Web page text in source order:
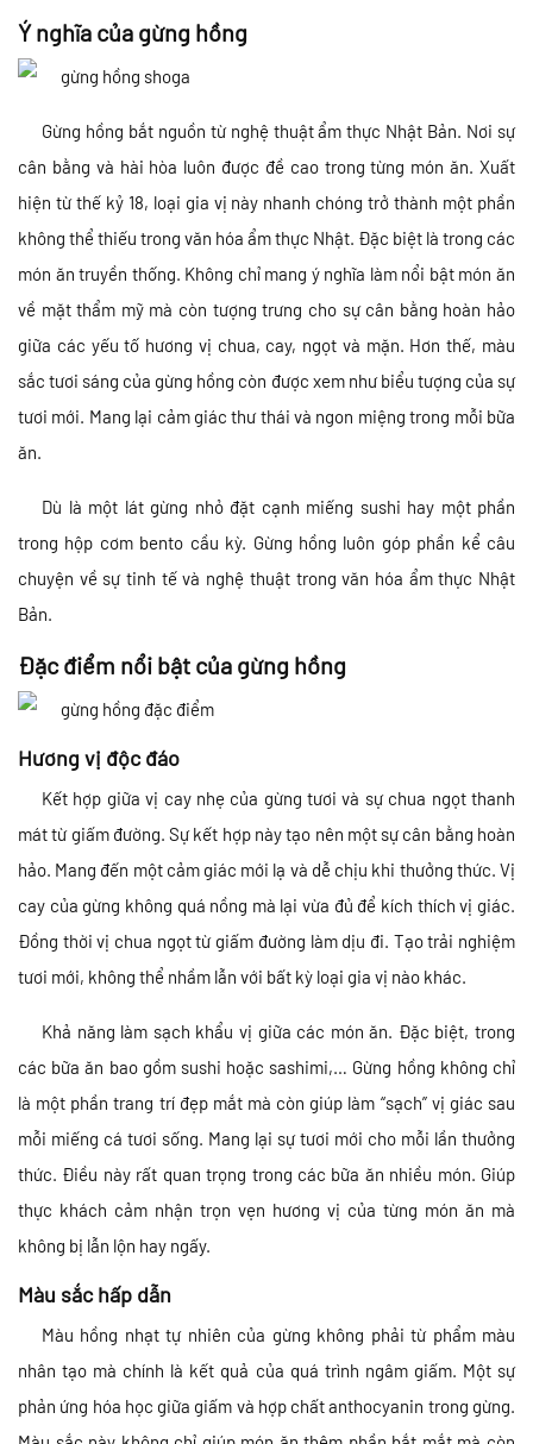
Ý nghĩa của gừng hồng
Gừng hồng bắt nguồn từ nghệ thuật ẩm thực Nhật Bản. Nơi sự
cân bằng và hài hòa luôn được đề cao trong từng món ăn. Xuất
hiện từ thế kỷ 18, loại gia vị này nhanh chóng trở thành một phần
không thể thiếu trong văn hóa ẩm thực Nhật. Đặc biệt là trong các
món ăn truyền thống. Không chỉ mang ý nghĩa làm nổi bật món ăn
về mặt thẩm mỹ mà còn tượng trưng cho sự cân bằng hoàn hảo
giữa các yếu tố hương vị chua, cay, ngọt và mặn. Hơn thế, màu
sắc tươi sáng của gừng hồng còn được xem như biểu tượng của sự
tươi mới. Mang lại cảm giác thư thái và ngon miệng trong mỗi bữa
ăn.
Dù là một lát gừng nhỏ đặt cạnh miếng sushi hay một phần
trong hộp cơm bento cầu kỳ. Gừng hồng luôn góp phần kể câu
chuyện về sự tinh tế và nghệ thuật trong văn hóa ẩm thực Nhật
Bản.
Đặc điểm nổi bật của gừng hồng
Hương vị độc đáo
Kết hợp giữa vị cay nhẹ của gừng tươi và sự chua ngọt thanh
mát từ giấm đường. Sự kết hợp này tạo nên một sự cân bằng hoàn
hảo. Mang đến một cảm giác mới lạ và dễ chịu khi thưởng thức. Vị
cay của gừng không quá nồng mà lại vừa đủ để kích thích vị giác.
Đồng thời vị chua ngọt từ giấm đường làm dịu đi. Tạo trải nghiệm
tươi mới, không thể nhầm lẫn với bất kỳ loại gia vị nào khác.
Khả năng làm sạch khẩu vị giữa các món ăn. Đặc biệt, trong
các bữa ăn bao gồm sushi hoặc sashimi,… Gừng hồng không chỉ
là một phần trang trí đẹp mắt mà còn giúp làm “sạch” vị giác sau
mỗi miếng cá tươi sống. Mang lại sự tươi mới cho mỗi lần thưởng
thức. Điều này rất quan trọng trong các bữa ăn nhiều món. Giúp
thực khách cảm nhận trọn vẹn hương vị của từng món ăn mà
không bị lẫn lộn hay ngấy.
Màu sắc hấp dẫn
Màu hồng nhạt tự nhiên của gừng không phải từ phẩm màu
nhân tạo mà chính là kết quả của quá trình ngâm giấm. Một sự
phản ứng hóa học giữa giấm và hợp chất anthocyanin trong gừng.